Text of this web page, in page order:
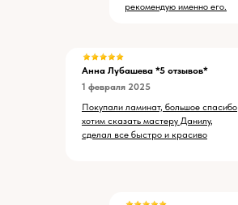
Анна Лубашева *5 отзывов*
1 февраля 2025
Покупали ламинат, большое спасибо
хотим сказать мастеру Данилу,
сделал все быстро и красиво
рекомендую именно его.